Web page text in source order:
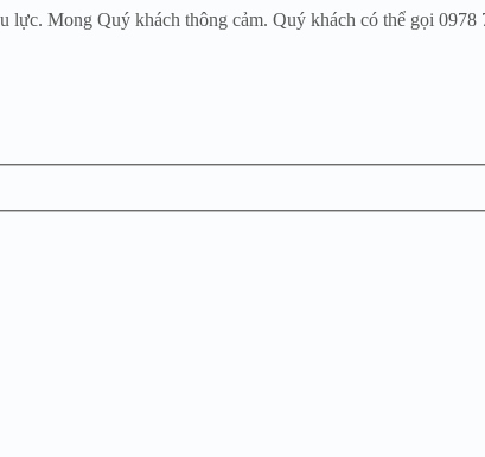
lực. Mong Quý khách thông cảm. Quý khách có thể gọi